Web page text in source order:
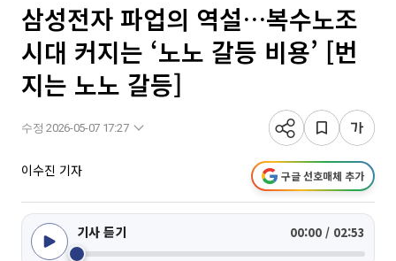
삼성전자 파업의 역설…복수노조
시대 커지는 ‘노노 갈등 비용’ [번
지는 노노 갈등]
수정 2026-05-07 17:27
이수진 기자 구글 선호매체 추가
기사 듣기 00:00 / 02:53